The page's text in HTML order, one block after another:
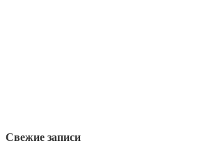
Свежие записи